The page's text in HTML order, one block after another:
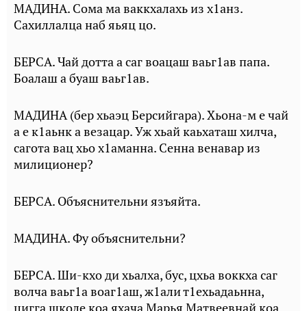
МАДИНА. Сома ма ваккхалахь из х1анз.
Сахиллалца наб яьяц цо.
БЕРСА. Чай дотта а саг воацаш ваьг1ав папа.
Боалаш а буаш ваьг1ав.
МАДИНА (бер хьаэц Берсийгара). Хьона-м е чай
а е к1аьнк а везацар. Уж хьай каьхаташ хилча,
сагота вац хьо х1аманна. Сенна венавар из
милиционер?
БЕРСА. Объяснительни язъяйта.
МАДИНА. Фу объяснительни?
БЕРСА. Ши-кхо ди хьалха, бус, цхьа воккха саг
волча ваьг1а воаг1аш, ж1али т1ехьадаьнна,